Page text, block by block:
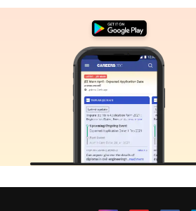
Sign In/Sign Up